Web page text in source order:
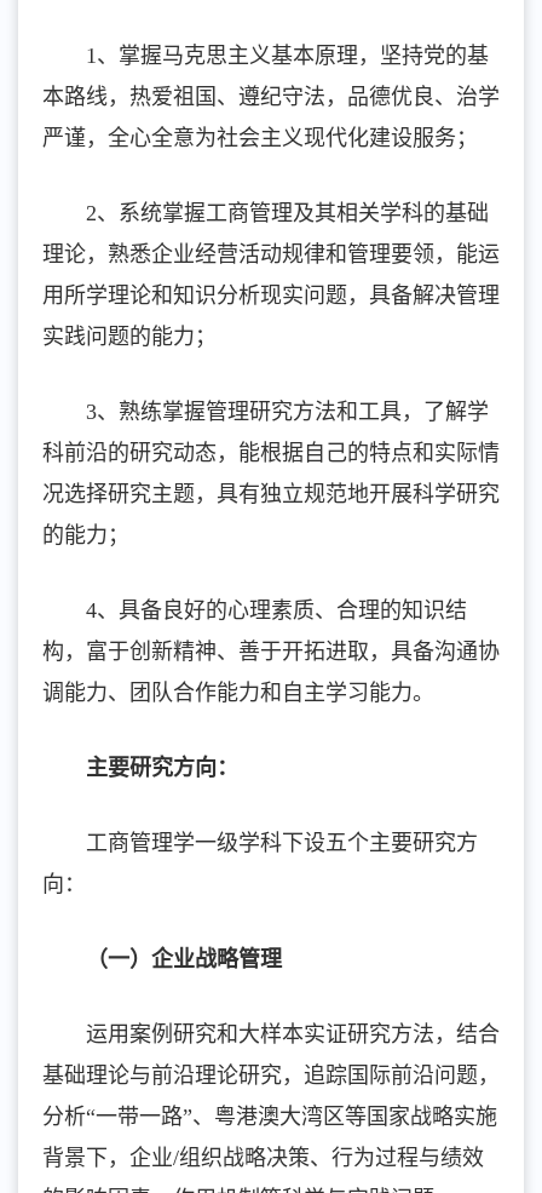
1、掌握马克思主义基本原理，坚持党的基
本路线，热爱祖国、遵纪守法，品德优良、治学
严谨，全心全意为社会主义现代化建设服务；
2、系统掌握工商管理及其相关学科的基础
理论，熟悉企业经营活动规律和管理要领，能运
用所学理论和知识分析现实问题，具备解决管理
实践问题的能力；
3、熟练掌握管理研究方法和工具，了解学
科前沿的研究动态，能根据自己的特点和实际情
况选择研究主题，具有独立规范地开展科学研究
的能力；
4、具备良好的心理素质、合理的知识结
构，富于创新精神、善于开拓进取，具备沟通协
调能力、团队合作能力和自主学习能力。
主要研究方向 ：
工商管理学一级学科下设五个主要研究方
向：
（一）企业战略管理
运用案例研究和大样本实证研究方法，结合
基础理论与前沿理论研究，追踪国际前沿问题，
分析“一带一路”、粤港澳大湾区等国家战略实施
背景下，企业/组织战略决策、行为过程与绩效